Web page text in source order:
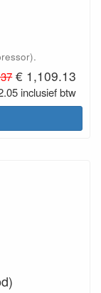
€ 1,109.13
inclusief btw